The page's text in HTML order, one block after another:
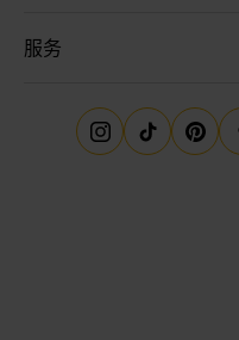
服务
Instagram
Tiktok